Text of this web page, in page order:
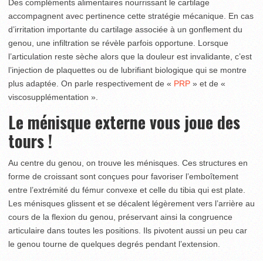
Des compléments alimentaires nourrissant le cartilage
accompagnent avec pertinence cette stratégie mécanique. En cas
d’irritation importante du cartilage associée à un gonflement du
genou, une infiltration se révèle parfois opportune. Lorsque
l’articulation reste sèche alors que la douleur est invalidante, c’est
l’injection de plaquettes ou de lubrifiant biologique qui se montre
plus adaptée. On parle respectivement de « PRP » et de «
viscosupplémentation ».
Le ménisque externe vous joue des
tours !
Au centre du genou, on trouve les ménisques. Ces structures en
forme de croissant sont conçues pour favoriser l’emboîtement
entre l’extrémité du fémur convexe et celle du tibia qui est plate.
Les ménisques glissent et se décalent légèrement vers l’arrière au
cours de la flexion du genou, préservant ainsi la congruence
articulaire dans toutes les positions. Ils pivotent aussi un peu car
le genou tourne de quelques degrés pendant l’extension.